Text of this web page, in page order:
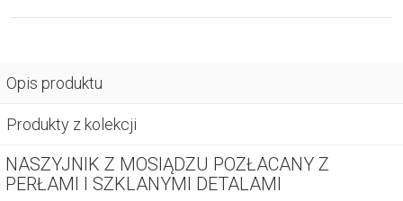
Opis produktu
Produkty z kolekcji
NASZYJNIK Z MOSIĄDZU POZŁACANY Z
PERŁAMI I SZKLANYMI DETALAMI